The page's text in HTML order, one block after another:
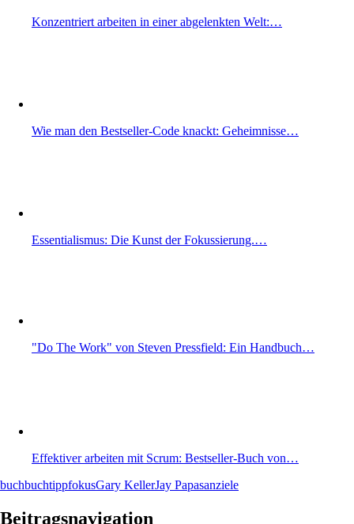
Konzentriert arbeiten in einer abgelenkten Welt:…
Wie man den Bestseller-Code knackt: Geheimnisse…
Essentialismus: Die Kunst der Fokussierung.…
"Do The Work" von Steven Pressfield: Ein Handbuch…
Effektiver arbeiten mit Scrum: Bestseller-Buch von…
buchbuchtippfokusGary KellerJay Papasanziele
Beitragsnavigation